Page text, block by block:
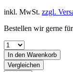
inkl. MwSt. zzgl.
Bestellen wir gerne
In den Warenkorb
Vergleichen